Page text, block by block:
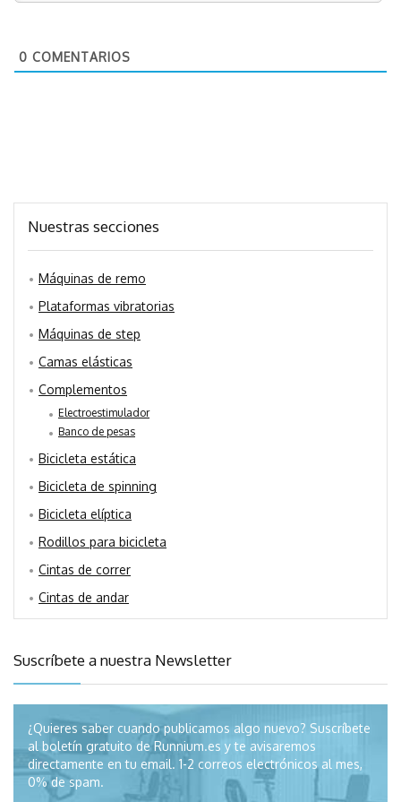
0 COMENTARIOS
Nuestras secciones
Máquinas de remo
Plataformas vibratorias
Máquinas de step
Camas elásticas
Complementos
Electroestimulador
Banco de pesas
Bicicleta estática
Bicicleta de spinning
Bicicleta elíptica
Rodillos para bicicleta
Cintas de correr
Cintas de andar
Suscríbete a nuestra Newsletter
¿Quieres saber cuando publicamos algo nuevo? Suscríbete
al boletín gratuito de Runnium.es y te avisaremos
directamente en tu email. 1-2 correos electrónicos al mes,
0% de spam.